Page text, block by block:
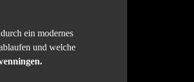
ein modernes
und welche